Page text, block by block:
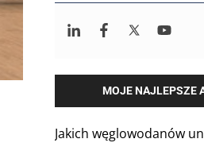
MOJE NAJLEPSZE
Jakich węglowodanów